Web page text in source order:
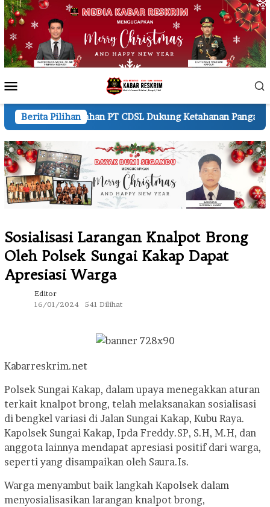
Loncat
ke
konten
Mobile
Berita Pilihan
PT CDSL Dukung Ketahanan Pangan Nasional
Sosialisasi Larangan Knalpot Brong
Oleh Polsek Sungai Kakap Dapat
Apresiasi Warga
Editor
16/01/2024
541 Dilihat
Kabarreskrim.net
Polsek Sungai Kakap, dalam upaya menegakkan aturan
terkait knalpot brong, telah melaksanakan sosialisasi
di bengkel variasi di Jalan Sungai Kakap, Kubu Raya.
Kapolsek Sungai Kakap, Ipda Freddy.SP, S.H, M.H, dan
anggota lainnya mendapat apresiasi positif dari warga,
seperti yang disampaikan oleh Saura.Is.
Warga menyambut baik langkah Kapolsek dalam
menyosialisasikan larangan knalpot brong,